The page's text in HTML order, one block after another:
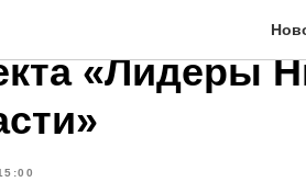
«Лидеры